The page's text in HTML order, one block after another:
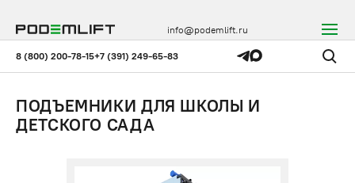
8 (800) 200-78-15+7 (391) 249-65-83
info@podemlift.ru
ПОДЪЕМНИКИ ДЛЯ ШКОЛЫ И
ДЕТСКОГО САДА